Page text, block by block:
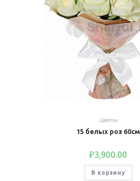
Цветы
15 белых роз 60см
₽3,900.00
В корзину